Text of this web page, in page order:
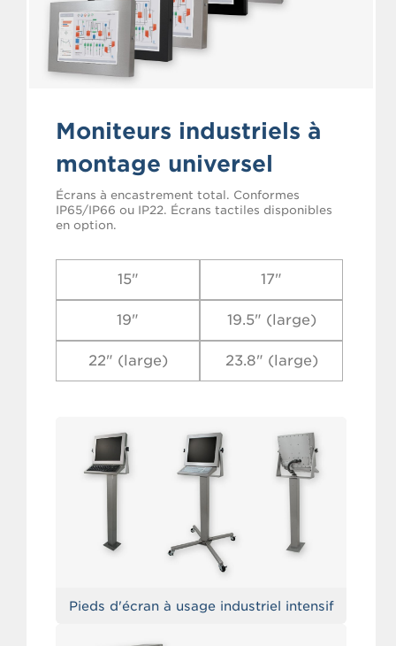
Moniteurs industriels à
montage universel
Écrans à encastrement total. Conformes
IP65/IP66 ou IP22. Écrans tactiles disponibles
en option.
15" 17"
19" 19.5" (large)
22" (large) 23.8" (large)
Pieds d'écran à usage industriel intensif